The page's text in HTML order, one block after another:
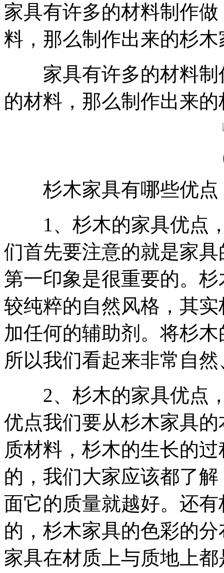
家具有许多的材料制作
料，那么制作出来的杉
家具有许多的材料制
的材料，那么制作出来
杉木家具有哪些优点
1、杉木的家具优点，
们首先要注意的就是家
第一印象是很重要的。
较纯粹的自然风格，其
加任何的辅助剂。将杉
所以我们看起来非常自
2、杉木的家具优点，
优点我们要从杉木家具
质材料，杉木的生长的
的，我们大家应该都了
面它的质量就越好。还
的，杉木家具的色彩的
家具在材质上与质地上